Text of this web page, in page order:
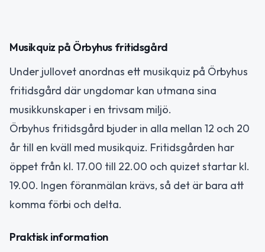
Musikquiz på Örbyhus fritidsgård
Under jullovet anordnas ett musikquiz på Örbyhus
fritidsgård där ungdomar kan utmana sina
musikkunskaper i en trivsam miljö.
Örbyhus fritidsgård bjuder in alla mellan 12 och 20
år till en kväll med musikquiz. Fritidsgården har
öppet från kl. 17.00 till 22.00 och quizet startar kl.
19.00. Ingen föranmälan krävs, så det är bara att
komma förbi och delta.
Praktisk information